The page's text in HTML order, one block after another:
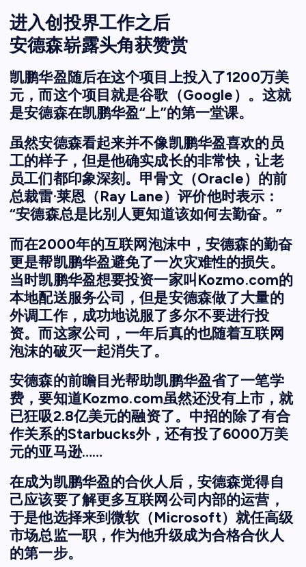
进入创投界工作之后
安德森崭露头角获赞赏
凯鹏华盈随后在这个项目上投入了1200万美
元，而这个项目就是谷歌（Google）。这就
是安德森在凯鹏华盈“上”的第一堂课。
虽然安德森看起来并不像凯鹏华盈喜欢的员
工的样子，但是他确实成长的非常快，让老
员工们都印象深刻。甲骨文（Oracle）的前
总裁雷·莱恩（Ray Lane）评价他时表示：
“安德森总是比别人更知道该如何去勤奋。”
而在2000年的互联网泡沫中，安德森的勤奋
更是帮凯鹏华盈避免了一次灾难性的损失。
当时凯鹏华盈想要投资一家叫Kozmo.com的
本地配送服务公司，但是安德森做了大量的
外调工作，成功地说服了多尔不要进行投
资。而这家公司，一年后真的也随着互联网
泡沫的破灭一起消失了。
安德森的前瞻目光帮助凯鹏华盈省了一笔学
费，要知道Kozmo.com虽然还没有上市，就
已狂吸2.8亿美元的融资了。中招的除了有合
作关系的Starbucks外，还有投了6000万美
元的亚马逊……
在成为凯鹏华盈的合伙人后，安德森觉得自
己应该要了解更多互联网公司内部的运营，
于是他选择来到微软（Microsoft）就任高级
市场总监一职，作为他升级成为合格合伙人
的第一步。